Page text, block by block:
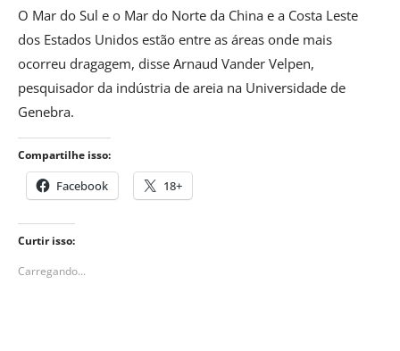
O Mar do Sul e o Mar do Norte da China e a Costa Leste
dos Estados Unidos estão entre as áreas onde mais
ocorreu dragagem, disse Arnaud Vander Velpen,
pesquisador da indústria de areia na Universidade de
Genebra.
Compartilhe isso:
Facebook 18+
Curtir isso:
Carregando...